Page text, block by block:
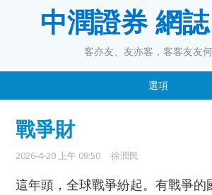
中潤證券 網
客亦友、友亦客，客客友友
選項
戰爭財
2026-4-20 上午 09:50 徐潤民
這年頭，全球戰爭紛起。有戰爭的